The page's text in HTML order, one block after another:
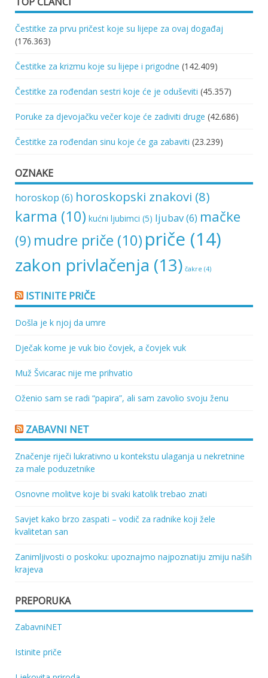
Čestitke za prvu pričest koje su lijepe za ovaj događaj
(176.363)
Čestitke za krizmu koje su lijepe i prigodne (142.409)
Čestitke za rođendan sestri koje će je oduševiti (45.357)
Poruke za djevojačku večer koje će zadiviti druge (42.686)
Čestitke za rođendan sinu koje će ga zabaviti (23.239)
OZNAKE
horoskop (6) horoskopski znakovi (8)
karma (10) kućni ljubimci (5) ljubav(6) mačke
(9) mudre priče (10) priče (14)
zakon privlačenja (13) čakre (4)
ISTINITE PRIČE
Došla je k njoj da umre
Dječak kome je vuk bio čovjek, a čovjek vuk
Muž Švicarac nije me prihvatio
Oženio sam se radi “papira”, ali sam zavolio svoju ženu
ZABAVNI NET
Značenje riječi lukrativno u kontekstu ulaganja u nekretnine
za male poduzetnike
Osnovne molitve koje bi svaki katolik trebao znati
Savjet kako brzo zaspati – vodič za radnike koji žele
kvalitetan san
Zanimljivosti o poskoku: upoznajmo najpoznatiju zmiju naših
krajeva
PREPORUKA
ZabavniNET
Istinite priče